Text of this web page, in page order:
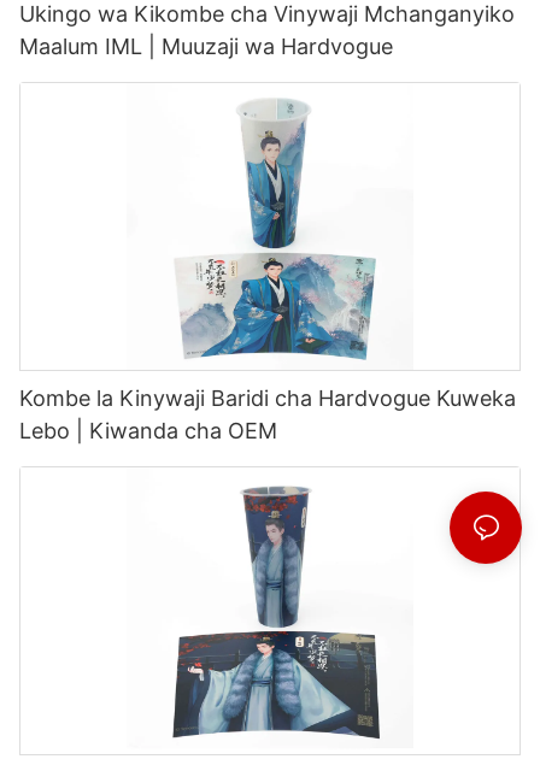
Ukingo wa Kikombe cha Vinywaji Mchanganyiko
Maalum IML | Muuzaji wa Hardvogue
Kombe la Kinywaji Baridi cha Hardvogue Kuweka
Lebo | Kiwanda cha OEM